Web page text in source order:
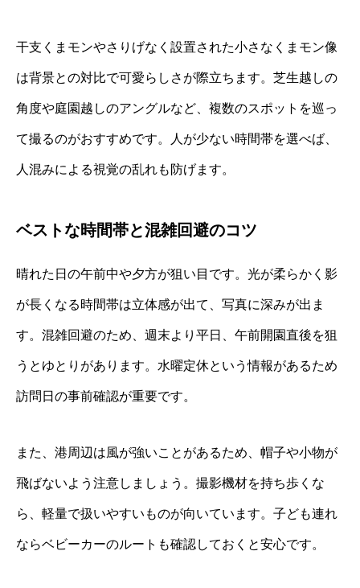
干支くまモンやさりげなく設置された小さなくまモン像
は背景との対比で可愛らしさが際立ちます。芝生越しの
角度や庭園越しのアングルなど、複数のスポットを巡っ
て撮るのがおすすめです。人が少ない時間帯を選べば、
人混みによる視覚の乱れも防げます。
ベストな時間帯と混雑回避のコツ
晴れた日の午前中や夕方が狙い目です。光が柔らかく影
が長くなる時間帯は立体感が出て、写真に深みが出ま
す。混雑回避のため、週末より平日、午前開園直後を狙
うとゆとりがあります。水曜定休という情報があるため
訪問日の事前確認が重要です。
また、港周辺は風が強いことがあるため、帽子や小物が
飛ばないよう注意しましょう。撮影機材を持ち歩くな
ら、軽量で扱いやすいものが向いています。子ども連れ
ならベビーカーのルートも確認しておくと安心です。